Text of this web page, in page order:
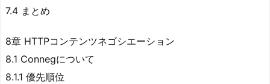
7.4 まとめ
8章 HTTPコンテンツネゴシエーション
8.1 Connegについて
8.1.1 優先順位